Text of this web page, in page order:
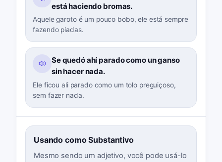
está haciendo bromas.
Aquele garoto é um pouco bobo, ele está sempre
fazendo piadas.
Se quedó ahí parado como un ganso
sin hacer nada.
Ele ficou ali parado como um tolo preguiçoso,
sem fazer nada.
Usando como Substantivo
Mesmo sendo um adjetivo, você pode usá-lo